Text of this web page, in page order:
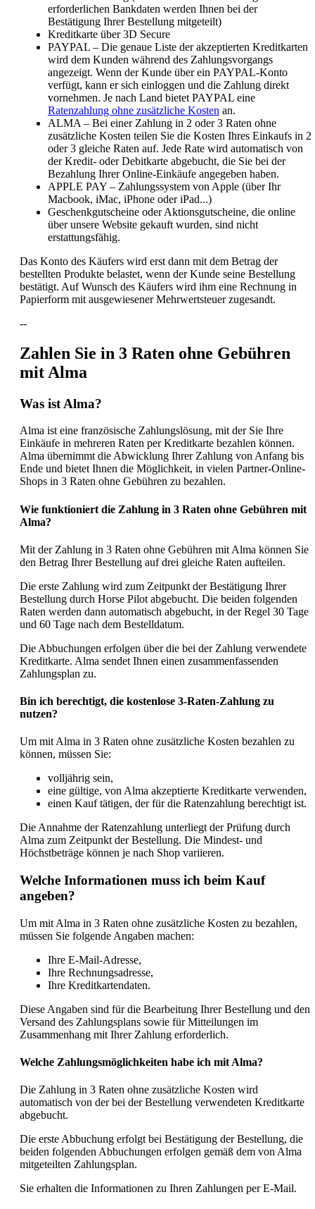
erforderlichen Bankdaten werden Ihnen bei der
Bestätigung Ihrer Bestellung mitgeteilt)
Kreditkarte über 3D Secure
PAYPAL – Die genaue Liste der akzeptierten Kreditkarten
wird dem Kunden während des Zahlungsvorgangs
angezeigt. Wenn der Kunde über ein PAYPAL-Konto
verfügt, kann er sich einloggen und die Zahlung direkt
vornehmen. Je nach Land bietet PAYPAL eine
Ratenzahlung ohne zusätzliche Kosten an.
ALMA – Bei einer Zahlung in 2 oder 3 Raten ohne
zusätzliche Kosten teilen Sie die Kosten Ihres Einkaufs in 2
oder 3 gleiche Raten auf. Jede Rate wird automatisch von
der Kredit- oder Debitkarte abgebucht, die Sie bei der
Bezahlung Ihrer Online-Einkäufe angegeben haben.
APPLE PAY – Zahlungssystem von Apple (über Ihr
Macbook, iMac, iPhone oder iPad...)
Geschenkgutscheine oder Aktionsgutscheine, die online
über unsere Website gekauft wurden, sind nicht
erstattungsfähig.
Das Konto des Käufers wird erst dann mit dem Betrag der
bestellten Produkte belastet, wenn der Kunde seine Bestellung
bestätigt. Auf Wunsch des Käufers wird ihm eine Rechnung in
Papierform mit ausgewiesener Mehrwertsteuer zugesandt.
--
Zahlen Sie in 3 Raten ohne Gebühren
mit Alma
Was ist Alma?
Alma ist eine französische Zahlungslösung, mit der Sie Ihre
Einkäufe in mehreren Raten per Kreditkarte bezahlen können.
Alma übernimmt die Abwicklung Ihrer Zahlung von Anfang bis
Ende und bietet Ihnen die Möglichkeit, in vielen Partner-Online-
Shops in 3 Raten ohne Gebühren zu bezahlen.
Wie funktioniert die Zahlung in 3 Raten ohne Gebühren mit
Alma?
Mit der Zahlung in 3 Raten ohne Gebühren mit Alma können Sie
den Betrag Ihrer Bestellung auf drei gleiche Raten aufteilen.
Die erste Zahlung wird zum Zeitpunkt der Bestätigung Ihrer
Bestellung durch Horse Pilot abgebucht. Die beiden folgenden
Raten werden dann automatisch abgebucht, in der Regel 30 Tage
und 60 Tage nach dem Bestelldatum.
Die Abbuchungen erfolgen über die bei der Zahlung verwendete
Kreditkarte. Alma sendet Ihnen einen zusammenfassenden
Zahlungsplan zu.
Bin ich berechtigt, die kostenlose 3-Raten-Zahlung zu
nutzen?
Um mit Alma in 3 Raten ohne zusätzliche Kosten bezahlen zu
können, müssen Sie:
volljährig sein,
eine gültige, von Alma akzeptierte Kreditkarte verwenden,
einen Kauf tätigen, der für die Ratenzahlung berechtigt ist.
Die Annahme der Ratenzahlung unterliegt der Prüfung durch
Alma zum Zeitpunkt der Bestellung. Die Mindest- und
Höchstbeträge können je nach Shop variieren.
Welche Informationen muss ich beim Kauf
angeben?
Um mit Alma in 3 Raten ohne zusätzliche Kosten zu bezahlen,
müssen Sie folgende Angaben machen:
Ihre E-Mail-Adresse,
Ihre Rechnungsadresse,
Ihre Kreditkartendaten.
Diese Angaben sind für die Bearbeitung Ihrer Bestellung und den
Versand des Zahlungsplans sowie für Mitteilungen im
Zusammenhang mit Ihrer Zahlung erforderlich.
Welche Zahlungsmöglichkeiten habe ich mit Alma?
Die Zahlung in 3 Raten ohne zusätzliche Kosten wird
automatisch von der bei der Bestellung verwendeten Kreditkarte
abgebucht.
Die erste Abbuchung erfolgt bei Bestätigung der Bestellung, die
beiden folgenden Abbuchungen erfolgen gemäß dem von Alma
mitgeteilten Zahlungsplan.
Sie erhalten die Informationen zu Ihren Zahlungen per E-Mail.